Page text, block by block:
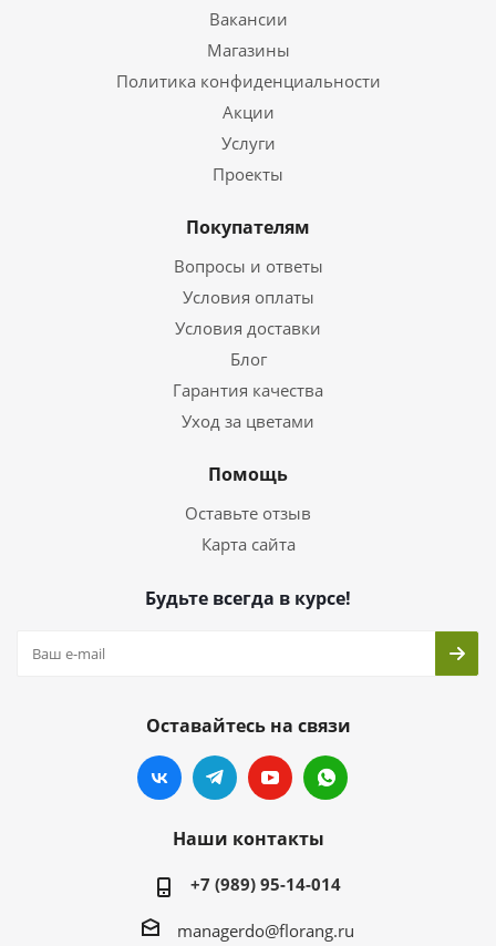
Вакансии
Магазины
Политика конфиденциальности
Акции
Услуги
Проекты
Покупателям
Вопросы и ответы
Условия оплаты
Условия доставки
Блог
Гарантия качества
Уход за цветами
Помощь
Оставьте отзыв
Карта сайта
Будьте всегда в курсе!
Оставайтесь на связи
Наши контакты
+7 (989) 95-14-014
managerdo@florang.ru